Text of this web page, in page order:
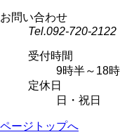
お問い合わせ
Tel.092-720-2122
受付時間
9時半～18時
定休日
日・祝日
ページトップへ